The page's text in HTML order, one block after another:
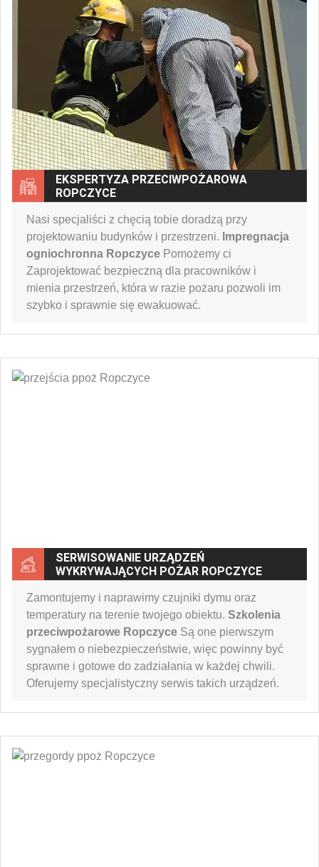
EKSPERTYZA PRZECIWPOŻAROWA
ROPCZYCE
Nasi specjaliści z chęcią tobie doradzą przy
projektowaniu budynków i przestrzeni. Impregnacja
ogniochronna Ropczyce Pomożemy ci
Zaprojektować bezpieczną dla pracowników i
mienia przestrzeń, która w razie pożaru pozwoli im
szybko i sprawnie się ewakuować.
SERWISOWANIE URZĄDZEŃ
WYKRYWAJĄCYCH POŻAR ROPCZYCE
Zamontujemy i naprawimy czujniki dymu oraz
temperatury na terenie twojego obiektu. Szkolenia
przeciwpożarowe Ropczyce Są one pierwszym
sygnałem o niebezpieczeństwie, więc powinny być
sprawne i gotowe do zadziałania w każdej chwili.
Oferujemy specjalistyczny serwis takich urządzeń.